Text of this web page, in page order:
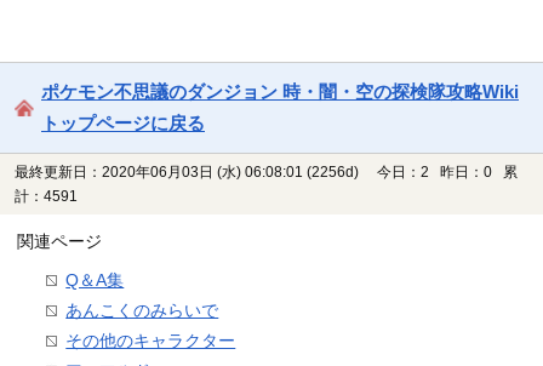
ポケモン不思議のダンジョン 時・闇・空の探検隊攻略Wiki
トップページに戻る
最終更新日：2020年06月03日 (水) 06:08:01 (2256d)
今日：2 昨日：0 累
計：4591
関連ページ
Q＆A集
あんこくのみらいで
その他のキャラクター